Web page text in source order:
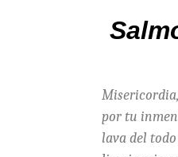
por tu
lava del